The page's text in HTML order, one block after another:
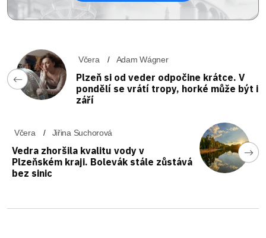
Včera Adam Wágner
Plzeň si od veder odpočine krátce. V
pondělí se vrátí tropy, horké může být i
září
Včera Jiřina Suchorová
Vedra zhoršila kvalitu vody v
Plzeňském kraji. Bolevák stále zůstává
bez sinic